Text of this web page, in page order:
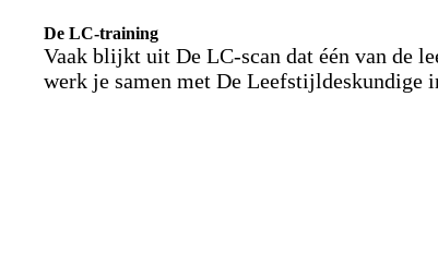
De LC-training
Vaak blijkt uit De LC-scan dat één van de
werk je samen met De Leefstijldeskundige